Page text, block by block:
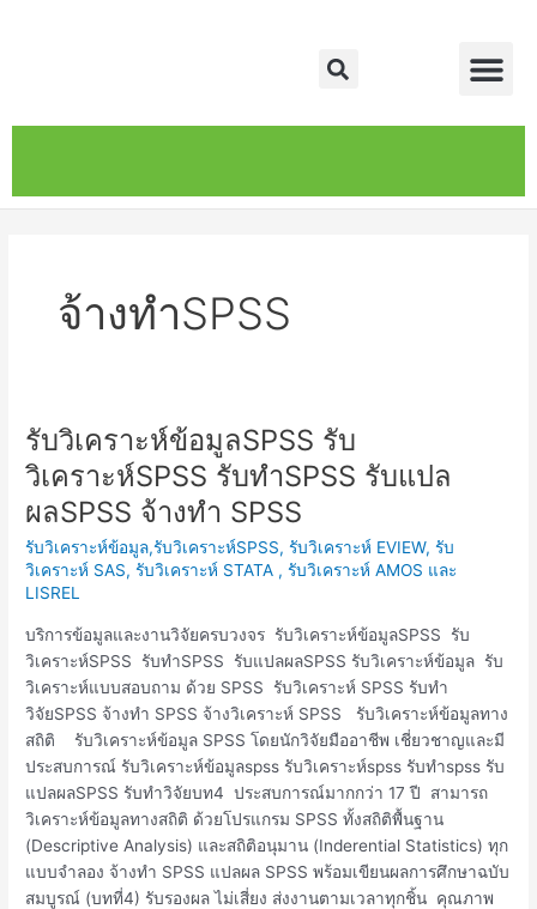
Search
จ้างทำSPSS
รับวิเคราะห์ข้อมูลSPSS รับ
วิเคราะห์SPSS รับทำSPSS รับแปล
ผลSPSS จ้างทำ SPSS
รับวิเคราะห์ข้อมูล,รับวิเคราะห์SPSS, รับวิเคราะห์ EVIEW, รับ
วิเคราะห์ SAS, รับวิเคราะห์ STATA , รับวิเคราะห์ AMOS และ
LISREL
บริการข้อมูลและงานวิจัยครบวงจร รับวิเคราะห์ข้อมูลSPSS รับ
วิเคราะห์SPSS รับทำSPSS รับแปลผลSPSS รับวิเคราะห์ข้อมูล รับ
วิเคราะห์แบบสอบถาม ด้วย SPSS รับวิเคราะห์ SPSS รับทำ
วิจัยSPSS จ้างทำ SPSS จ้างวิเคราะห์ SPSS รับวิเคราะห์ข้อมูลทาง
สถิติ รับวิเคราะห์ข้อมูล SPSS โดยนักวิจัยมืออาชีพ เชี่ยวชาญและมี
ประสบการณ์ รับวิเคราะห์ข้อมูลspss รับวิเคราะห์spss รับทำspss รับ
แปลผลSPSS รับทำวิจัยบท4 ประสบการณ์มากกว่า 17 ปี สามารถ
วิเคราะห์ข้อมูลทางสถิติ ด้วยโปรแกรม SPSS ทั้งสถิติพื้นฐาน
(Descriptive Analysis) และสถิติอนุมาน (Inderential Statistics) ทุก
แบบจำลอง จ้างทำ SPSS แปลผล SPSS พร้อมเขียนผลการศึกษาฉบับ
สมบูรณ์ (บทที่4) รับรองผล ไม่เสี่ยง ส่งงานตามเวลาทุกชิ้น คุณภาพ
รับ
วิเคราะห์
ข้อมูลSPSS
รับ
วิเคราะห์SPSS
รับ
ทำSPSS
แปล
ผลSPSS
จ้าง
ทำ
SPSS